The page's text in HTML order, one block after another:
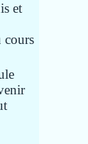
et
cours